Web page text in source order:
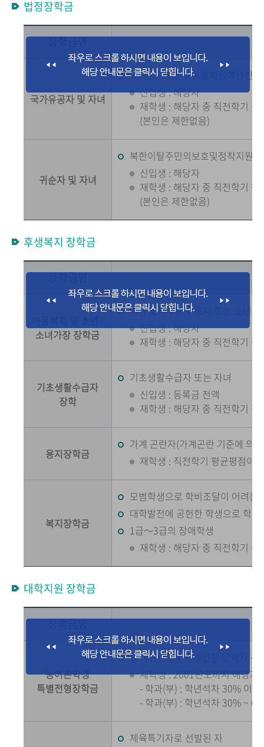
법정장학금
장학금명
국가유공자 및 자녀
국가유공자등예우및지원에관한
신입생 : 해당자
재학생 : 해당자 중 직전학기
(본인은 제한없음)
귀순자 및 자녀
북한이탈주민의보호및정착지원
신입생 : 해당자
재학생 : 해당자 중 직전학기
(본인은 제한없음)
후생복지 장학금
장학금명
소녀가장 장학금
아동복지시설 수용자 또는 소년
신입생 : 해당자
재학생 : 해당자 중 직전학기
기초생활수급자
장학
기초생활수급자 또는 자녀
신입생 : 등록금 전액
재학생 : 해당자 중 직전학기
용지장학금
가계 곤란자(가계곤란 기준에 의
재학생 : 직전학기 평균평점이
복지장학금
모범학생으로 학비조달이 어려운
대학발전에 공헌한 학생으로 학
1급～3급의 장애학생
재학생 : 해당자 중 직전학기
대학지원 장학금
장학금명
농어촌학생
특별전형장학금
농·어촌 학생 특별전형 입학자 -
재학생 : 2001년도까지 해당자
- 학과(부) : 학년석차 30% 이내
- 학과(부) : 학년석차 30% ~
체육특기자로 선발된 자